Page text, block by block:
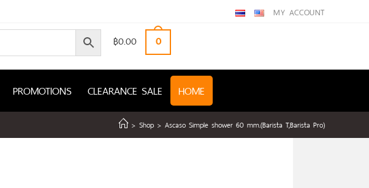
MY ACCOUNT
฿0.00 0
PROMOTIONS CLEARANCE SALE HOME
> Shop > Ascaso Simple shower 60 mm.(Barista T,Barista Pro)